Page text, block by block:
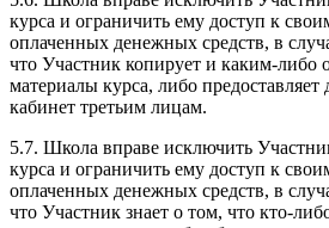
курса и ограничить ему доступ к
оплаченных денежных средств, в
что Участник копирует и каким-либо
материалы курса, либо
кабинет третьим лицам.
5.7. Школа вправе исключить
курса и ограничить ему доступ к
оплаченных денежных средств, в
что Участник знает о том, что кто-